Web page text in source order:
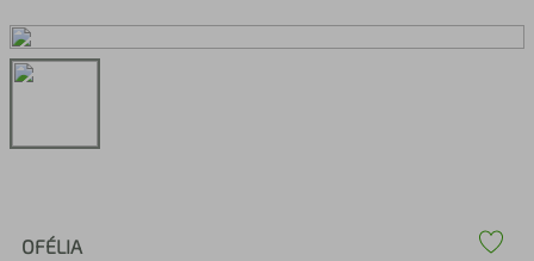
OFÉLIA
2º cafeteira